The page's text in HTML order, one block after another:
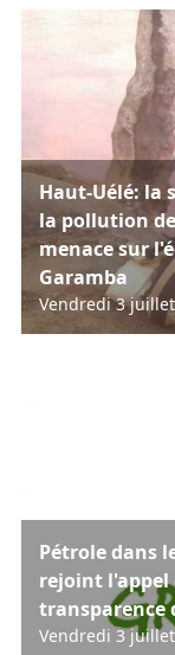
Haut-Uélé: la
la pollution
menace sur
Garamba
Vendredi 3
Pétrole dans
rejoint l'appel
transparence
Vendredi 3